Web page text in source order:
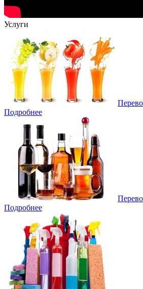
Услуги
Подробнее
Подробнее